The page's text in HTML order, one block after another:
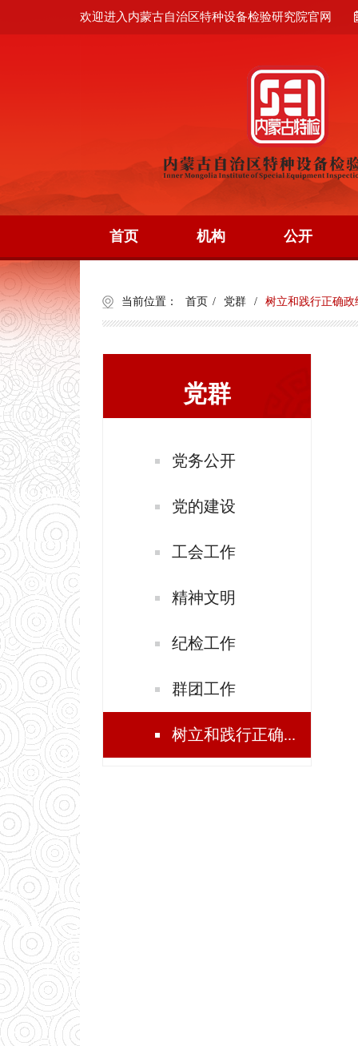
欢迎进入内蒙古自治区特种设备检验研究院官网
首页 机构 公开
当前位置： 首页 / 党群 / 树立和践行正确
党群
党务公开
党的建设
工会工作
精神文明
纪检工作
群团工作
树立和践行正确...